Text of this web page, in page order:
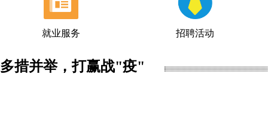
就业服务 招聘活动
多措并举，打赢战"疫"